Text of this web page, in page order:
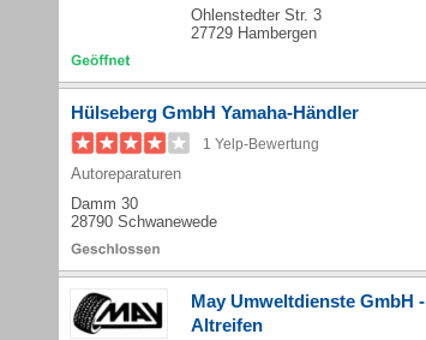
Ohlenstedter Str. 3
27729 Hambergen
Hülseberg GmbH Yamaha-Händler
1 Yelp-Bewertung
Autoreparaturen
Damm 30
28790 Schwanewede
May Umweltdienste GmbH -
Altreifen